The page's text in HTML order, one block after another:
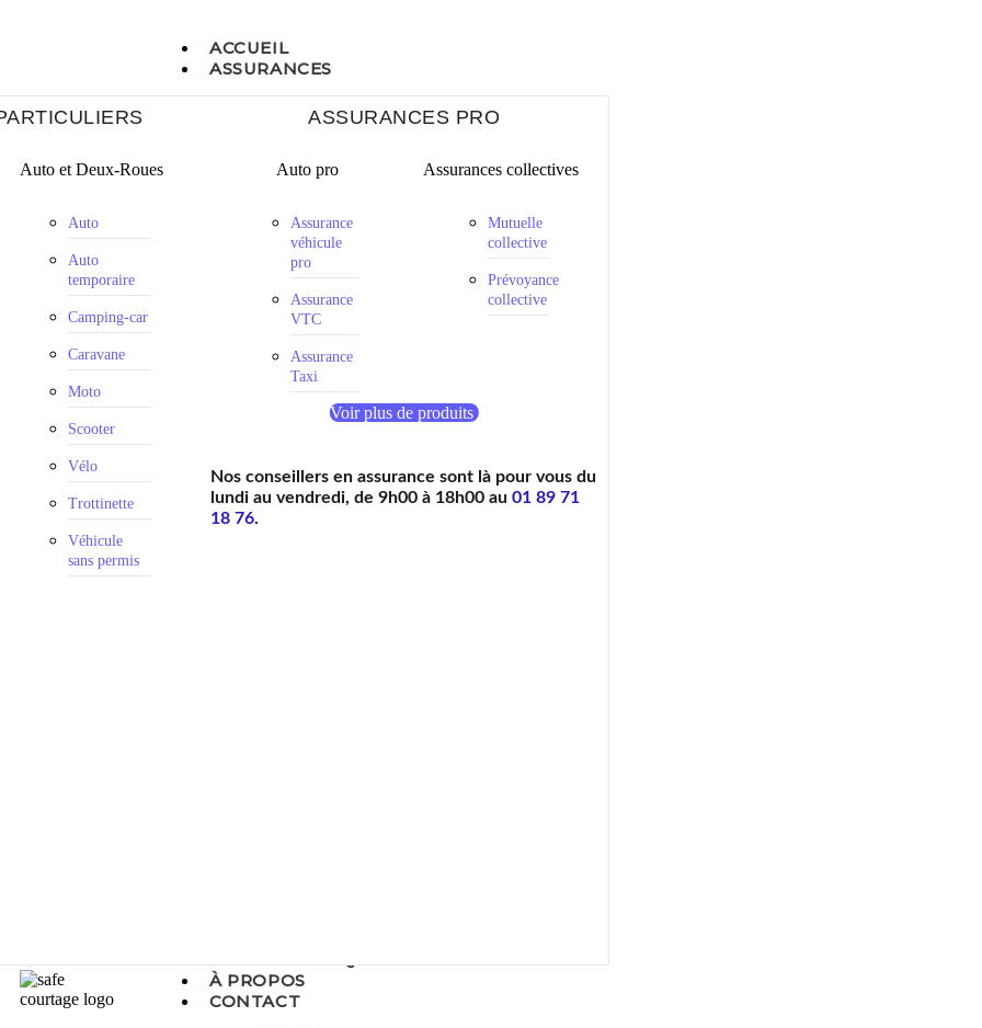
ACCUEIL
ASSURANCES
Auto et Deux-Roues
Auto
Auto
temporaire
Camping-car
Caravane
Moto
Scooter
Vélo
Trottinette
Véhicule
sans permis
ASSURANCES PRO
Auto pro
Assurance
véhicule
pro
Assurance
VTC
Assurance
Taxi
Assurances collectives
Mutuelle
collective
Prévoyance
collective
Voir plus de produits
Nos conseillers en assurance sont là pour vous du
lundi au vendredi, de 9h00 à 18h00 au 01 89 71
18 76.
À PROPOS
CONTACT